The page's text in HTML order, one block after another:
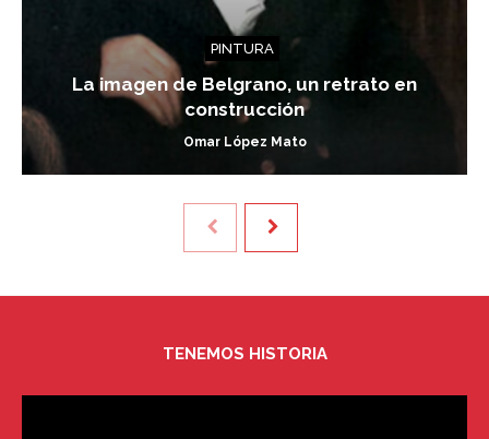
PINTURA
La imagen de Belgrano, un retrato en
construcción
Omar López Mato
TENEMOS HISTORIA